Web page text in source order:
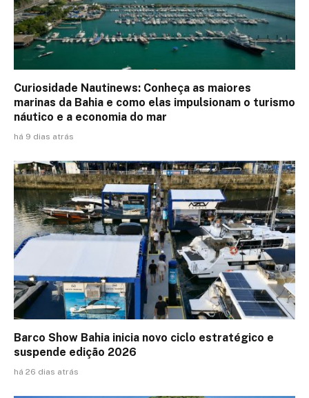
Curiosidade Nautinews: Conheça as maiores
marinas da Bahia e como elas impulsionam o turismo
náutico e a economia do mar
há 9 dias atrás
Barco Show Bahia inicia novo ciclo estratégico e
suspende edição 2026
há 26 dias atrás